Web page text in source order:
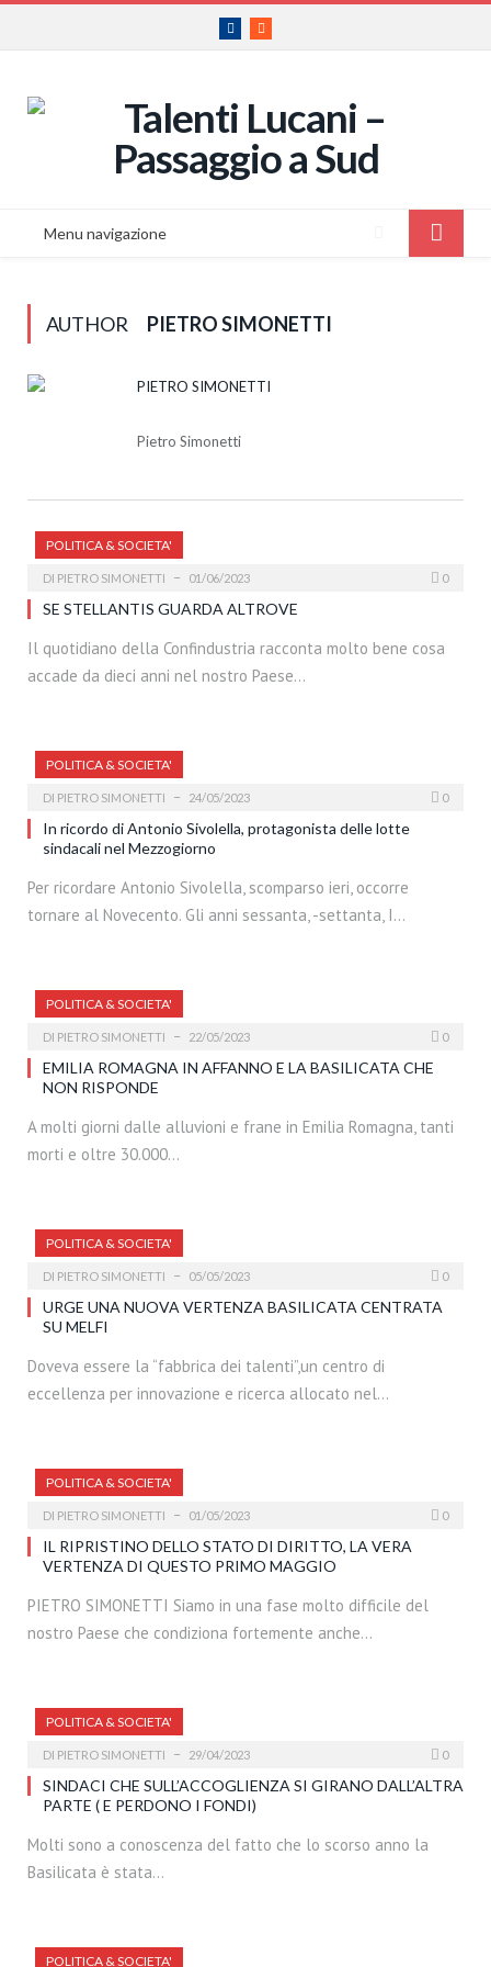
Facebook
RSS
Menu navigazione
AUTHOR PIETRO SIMONETTI
PIETRO SIMONETTI
Pietro Simonetti
POLITICA & SOCIETA'
DI PIETRO SIMONETTI 01/06/2023 0
SE STELLANTIS GUARDA ALTROVE
Il quotidiano della Confindustria racconta molto bene cosa
accade da dieci anni nel nostro Paese…
POLITICA & SOCIETA'
DI PIETRO SIMONETTI 24/05/2023 0
In ricordo di Antonio Sivolella, protagonista delle lotte
sindacali nel Mezzogiorno
Per ricordare Antonio Sivolella, scomparso ieri, occorre
tornare al Novecento. Gli anni sessanta, -settanta, I…
POLITICA & SOCIETA'
DI PIETRO SIMONETTI 22/05/2023 0
EMILIA ROMAGNA IN AFFANNO E LA BASILICATA CHE
NON RISPONDE
A molti giorni dalle alluvioni e frane in Emilia Romagna, tanti
morti e oltre 30.000…
POLITICA & SOCIETA'
DI PIETRO SIMONETTI 05/05/2023 0
URGE UNA NUOVA VERTENZA BASILICATA CENTRATA
SU MELFI
Doveva essere la “fabbrica dei talenti”,un centro di
eccellenza per innovazione e ricerca allocato nel…
POLITICA & SOCIETA'
DI PIETRO SIMONETTI 01/05/2023 0
IL RIPRISTINO DELLO STATO DI DIRITTO, LA VERA
VERTENZA DI QUESTO PRIMO MAGGIO
PIETRO SIMONETTI Siamo in una fase molto difficile del
nostro Paese che condiziona fortemente anche…
POLITICA & SOCIETA'
DI PIETRO SIMONETTI 29/04/2023 0
SINDACI CHE SULL’ACCOGLIENZA SI GIRANO DALL’ALTRA
PARTE ( E PERDONO I FONDI)
Molti sono a conoscenza del fatto che lo scorso anno la
Basilicata è stata…
POLITICA & SOCIETA'